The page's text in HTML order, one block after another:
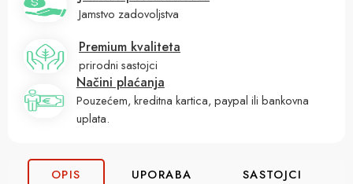
Jamstvo zadovoljstva
Premium kvaliteta
prirodni sastojci
Načini plaćanja
Pouzećem, kreditna kartica, paypal ili bankovna
uplata.
OPIS UPORABA
SASTOJCI